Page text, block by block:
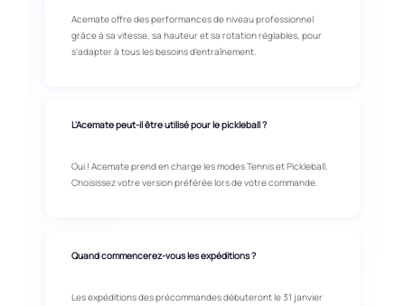
Acemate offre des performances de niveau professionnel
grâce à sa vitesse, sa hauteur et sa rotation réglables, pour
s'adapter à tous les besoins d'entraînement.
L'Acemate peut-il être utilisé pour le pickleball ?
Oui ! Acemate prend en charge les modes Tennis et Pickleball.
Choisissez votre version préférée lors de votre commande.
Quand commencerez-vous les expéditions ?
Les expéditions des précommandes débuteront le 31 janvier